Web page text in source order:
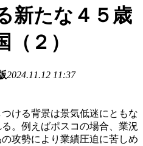
新たな４５歳
２）
2024.11.12 11:37
ける背景は景気低迷にともな
。例えばポスコの場合、業況
攻勢により業績圧迫に苦しめ